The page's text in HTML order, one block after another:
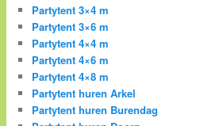
Partytent 3×4 m
Partytent 3×6 m
Partytent 4×4 m
Partytent 4×6 m
Partytent 4×8 m
Partytent huren Arkel
Partytent huren Burendag